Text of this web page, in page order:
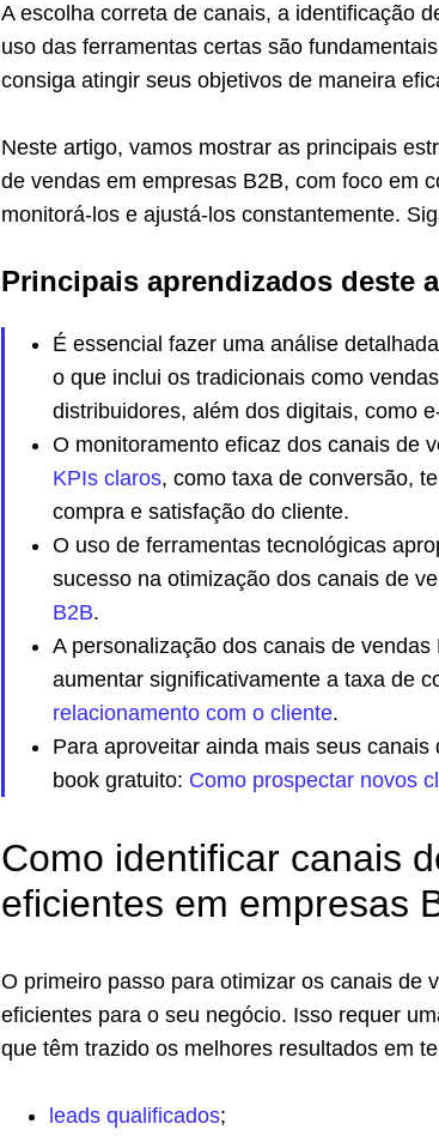
A escolha correta de canais, a identificação
uso das ferramentas certas são
consiga atingir seus objetivos de maneira
Neste artigo, vamos mostrar as principais
de vendas em empresas B2B, com foco em
monitorá-los e ajustá-los constantemente.
Principais aprendizados deste
É essencial fazer uma análise
o que inclui os tradicionais como
distribuidores, além dos digitais, como
O monitoramento eficaz dos canais de
KPIs claros, como taxa de conversão,
compra e satisfação do cliente.
O uso de ferramentas tecnológicas
sucesso na otimização dos canais de
B2B.
A personalização dos canais de
aumentar significativamente a taxa de
relacionamento com o cliente.
Para aproveitar ainda mais seus
book gratuito: Como prospectar novos
Como identificar canais
eficientes em empresas
O primeiro passo para otimizar os canais de
eficientes para o seu negócio. Isso requer
que têm trazido os melhores resultados em
leads qualificados;